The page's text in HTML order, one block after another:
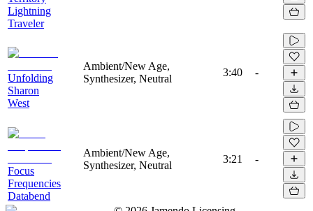
Lightning
Traveler
Unfolding
Sharon
West
Ambient/New Age,
Synthesizer, Neutral
3:40 -
Focus
Frequencies
Databend
Ambient/New Age,
Synthesizer, Neutral
3:21 -